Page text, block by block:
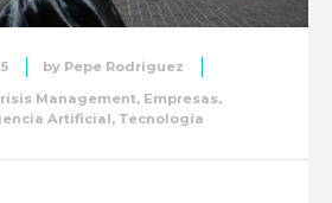
by Pepe Rodriguez
Management, Empresas,
Artificial, Tecnología